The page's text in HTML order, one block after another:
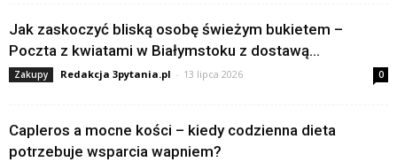
Jak zaskoczyć bliską osobę świeżym bukietem –
Poczta z kwiatami w Białymstoku z dostawą...
Zakupy Redakcja 3pytania.pl - 13 lipca 2026 0
Capleros a mocne kości – kiedy codzienna dieta
potrzebuje wsparcia wapniem?